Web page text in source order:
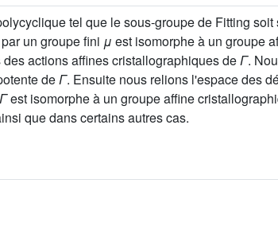
tel que le sous-groupe de Fitting
un groupe fini μ est isomorphe à un groupe
actions affines cristallographiques deΓ.
deΓ. Ensuite nous relions l'espace des
Γest isomorphe à un groupe affine
que dans certains autres cas.